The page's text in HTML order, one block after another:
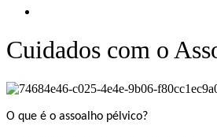
Cuidados com o
O que é o assoalho pélvico?